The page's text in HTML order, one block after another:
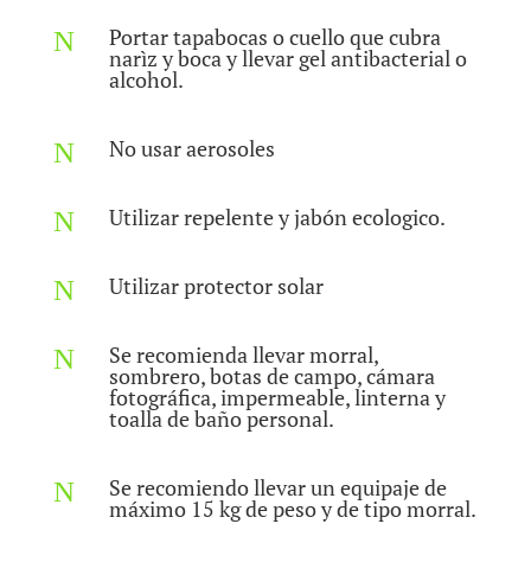
N Portar tapabocas o cuello que cubra
narìz y boca y llevar gel antibacterial o
alcohol.
N No usar aerosoles
N Utilizar repelente y jabón ecologico.
N Utilizar protector solar
N Se recomienda llevar morral,
sombrero, botas de campo, cámara
fotográfica, impermeable, linterna y
toalla de baño personal.
N Se recomiendo llevar un equipaje de
máximo 15 kg de peso y de tipo morral.